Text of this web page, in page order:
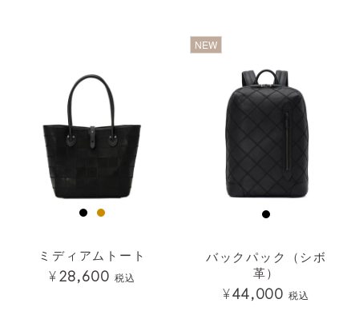
ミディアムトート
¥28,600 税込
NEW
バックパック（シボ
革）
¥44,000 税込